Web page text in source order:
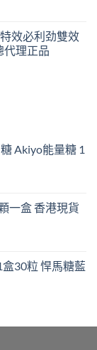
效必利劲雙效
代理正品
Akiyo能量糖 1
一盒 香港現貨
30粒 悍馬糖藍